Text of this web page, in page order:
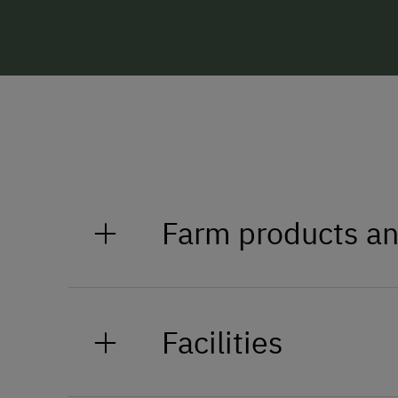
Farm products
Auf Anfrage gibt es es während
stattfinden (20.7. - 21.8.2026)
Facilities